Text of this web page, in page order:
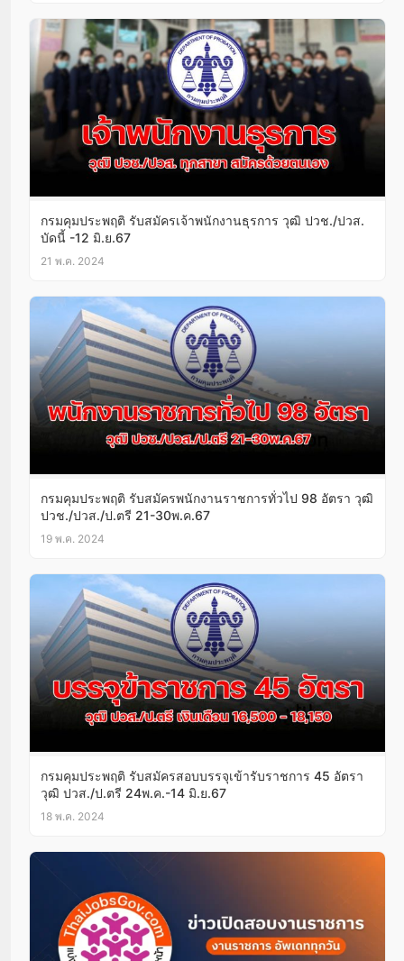
กรมคุมประพฤติ รับสมัครเจ้าพนักงานธุรการ วุฒิ ปวช./ปวส.
บัดนี้ -12 มิ.ย.67
21 พ.ค. 2024
กรมคุมประพฤติ รับสมัครพนักงานราชการทั่วไป 98 อัตรา วุฒิ
ปวช./ปวส./ป.ตรี 21-30พ.ค.67
19 พ.ค. 2024
กรมคุมประพฤติ รับสมัครสอบบรรจุเข้ารับราชการ 45 อัตรา
วุฒิ ปวส./ป.ตรี 24พ.ค.-14 มิ.ย.67
18 พ.ค. 2024